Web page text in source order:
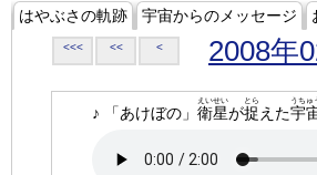
はやぶさの軌跡 宇宙からのメッセージ
<<< << < 2008年
♪ 「あけぼの」 衛星
えいせい
が捉
とら
えた宇
うちゅ